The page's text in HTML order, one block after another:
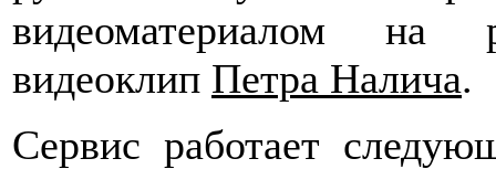
видеоматериалом на
видеоклип Петра Налича.
Сервис работает